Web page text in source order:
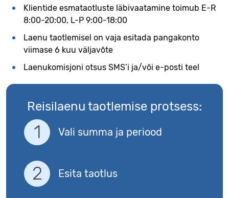
Klientide esmataotluste läbivaatamine toimub E-R
8:00-20:00, L-P 9:00-18:00
Laenu taotlemisel on vaja esitada pangakonto
viimase 6 kuu väljavõte
Laenukomisjoni otsus SMS’i ja/või e-posti teel
Reisilaenu taotlemise protsess:
Vali summa ja periood
Esita taotlus